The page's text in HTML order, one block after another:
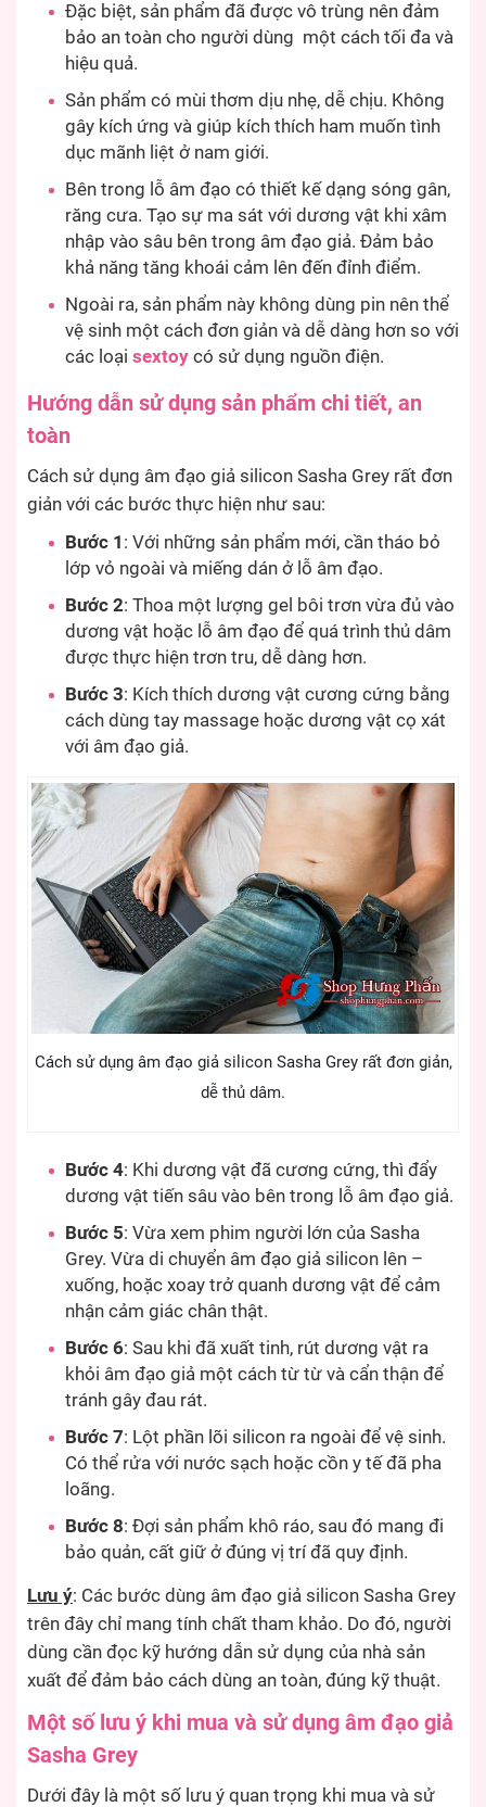
Đặc biệt, sản phẩm đã được vô trùng nên đảm
bảo an toàn cho người dùng một cách tối đa và
hiệu quả.
Sản phẩm có mùi thơm dịu nhẹ, dễ chịu. Không
gây kích ứng và giúp kích thích ham muốn tình
dục mãnh liệt ở nam giới.
Bên trong lỗ âm đạo có thiết kế dạng sóng gân,
răng cưa. Tạo sự ma sát với dương vật khi xâm
nhập vào sâu bên trong âm đạo giả. Đảm bảo
khả năng tăng khoái cảm lên đến đỉnh điểm.
Ngoài ra, sản phẩm này không dùng pin nên thể
vệ sinh một cách đơn giản và dễ dàng hơn so với
các loại sextoy có sử dụng nguồn điện.
Hướng dẫn sử dụng sản phẩm chi tiết, an
toàn
Cách sử dụng âm đạo giả silicon Sasha Grey rất đơn
giản với các bước thực hiện như sau:
Bước 1 : Với những sản phẩm mới, cần tháo bỏ
lớp vỏ ngoài và miếng dán ở lỗ âm đạo.
Bước 2: Thoa một lượng gel bôi trơn vừa đủ vào
dương vật hoặc lỗ âm đạo để quá trình thủ dâm
được thực hiện trơn tru, dễ dàng hơn.
Bước 3: Kích thích dương vật cương cứng bằng
cách dùng tay massage hoặc dương vật cọ xát
với âm đạo giả.
Cách sử dụng âm đạo giả silicon Sasha Grey rất đơn giản,
dễ thủ dâm.
Bước 4: Khi dương vật đã cương cứng, thì đẩy
dương vật tiến sâu vào bên trong lỗ âm đạo giả.
Bước 5: Vừa xem phim người lớn của Sasha
Grey. Vừa di chuyển âm đạo giả silicon lên –
xuống, hoặc xoay trở quanh dương vật để cảm
nhận cảm giác chân thật.
Bước 6: Sau khi đã xuất tinh, rút dương vật ra
khỏi âm đạo giả một cách từ từ và cẩn thận để
tránh gây đau rát.
Bước 7: Lột phần lõi silicon ra ngoài để vệ sinh.
Có thể rửa với nước sạch hoặc cồn y tế đã pha
loãng.
Bước 8: Đợi sản phẩm khô ráo, sau đó mang đi
bảo quản, cất giữ ở đúng vị trí đã quy định.
Lưu ý: Các bước dùng âm đạo giả silicon Sasha Grey
trên đây chỉ mang tính chất tham khảo. Do đó, người
dùng cần đọc kỹ hướng dẫn sử dụng của nhà sản
xuất để đảm bảo cách dùng an toàn, đúng kỹ thuật.
Một số lưu ý khi mua và sử dụng âm đạo giả
Sasha Grey
Dưới đây là một số lưu ý quan trọng khi mua và sử